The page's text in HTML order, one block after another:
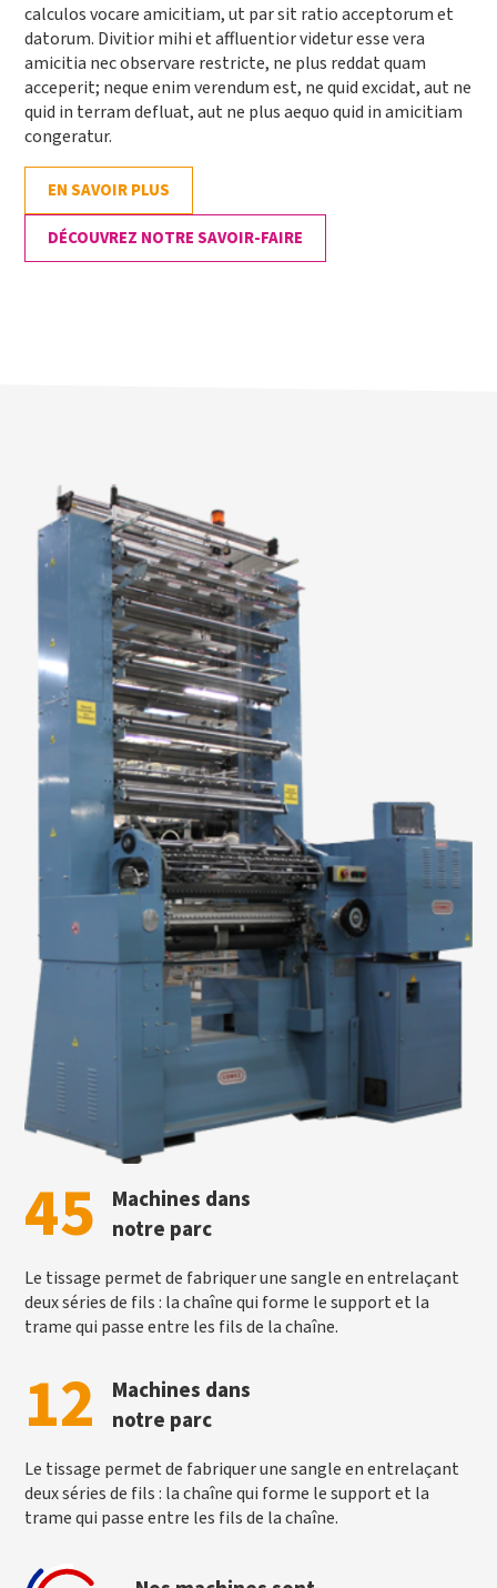
calculos vocare amicitiam, ut par sit ratio acceptorum et
datorum. Divitior mihi et affluentior videtur esse vera
amicitia nec observare restricte, ne plus reddat quam
acceperit; neque enim verendum est, ne quid excidat, aut ne
quid in terram defluat, aut ne plus aequo quid in amicitiam
congeratur.
EN SAVOIR PLUS
DÉCOUVREZ NOTRE SAVOIR-FAIRE
45
Machines dans
notre parc
Le tissage permet de fabriquer une sangle en entrelaçant
deux séries de fils : la chaîne qui forme le support et la
trame qui passe entre les fils de la chaîne.
12
Machines dans
notre parc
Le tissage permet de fabriquer une sangle en entrelaçant
deux séries de fils : la chaîne qui forme le support et la
trame qui passe entre les fils de la chaîne.